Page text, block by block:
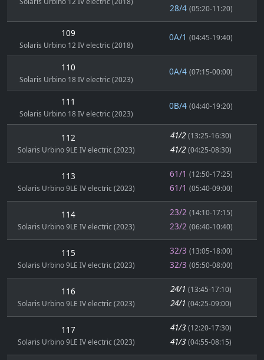
28/4 (05:20-11:20)
109
Solaris Urbino 12 IV electric (2018)
0A/1 (04:45-19:40)
110
Solaris Urbino 18 IV electric (2023)
0A/4 (07:15-00:00)
111
Solaris Urbino 18 IV electric (2023)
0B/4 (04:40-19:20)
112
Solaris Urbino 9LE IV electric (2023)
41/2 (13:25-16:30)
41/2 (04:25-08:30)
113
Solaris Urbino 9LE IV electric (2023)
61/1 (12:50-17:25)
61/1 (05:40-09:00)
114
Solaris Urbino 9LE IV electric (2023)
23/2 (14:10-17:15)
23/2 (06:40-10:40)
115
Solaris Urbino 9LE IV electric (2023)
32/3 (13:05-18:00)
32/3 (05:50-08:00)
116
Solaris Urbino 9LE IV electric (2023)
24/1 (13:45-17:10)
24/1 (04:25-09:00)
117
Solaris Urbino 9LE IV electric (2023)
41/3 (12:20-17:30)
41/3 (04:55-08:15)